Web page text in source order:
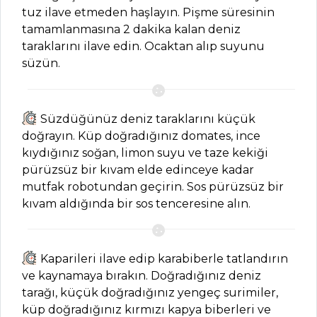
Nohutlu Patlıcan
Tarifi, Nasıl Yapılır?
Sebze Yemekleri
Tüm Tarifleri
HAMUR İŞLERI
Peynirli ve
Fesleğenli Volovan
Tarifi, Nasıl Yapılır?
Lor Peynirli
Ispanaklı Açma
Börek Tarifi, Nasıl
Yapılır?
tuz ilave etmeden haşlayın. Pişme süresinin
tamamlanmasına 2 dakika kalan deniz
taraklarını ilave edin. Ocaktan alıp suyunu
süzün.
Süzdüğünüz deniz taraklarını küçük
doğrayın. Küp doğradığınız domates, ince
kıydığınız soğan, limon suyu ve taze kekiği
pürüzsüz bir kıvam elde edinceye kadar
mutfak robotundan geçirin. Sos pürüzsüz bir
kıvam aldığında bir sos tenceresine alın.
Kaparileri ilave edip karabiberle tatlandırın
ve kaynamaya bırakın. Doğradığınız deniz
tarağı, küçük doğradığınız yengeç surimiler,
küp doğradığınız kırmızı kapya biberleri ve